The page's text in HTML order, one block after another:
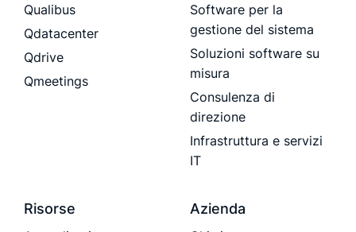
Qualibus
Qdatacenter
Qdrive
Qmeetings
Software per la
gestione del sistema
Soluzioni software su
misura
Consulenza di
direzione
Infrastruttura e servizi
IT
Risorse Azienda